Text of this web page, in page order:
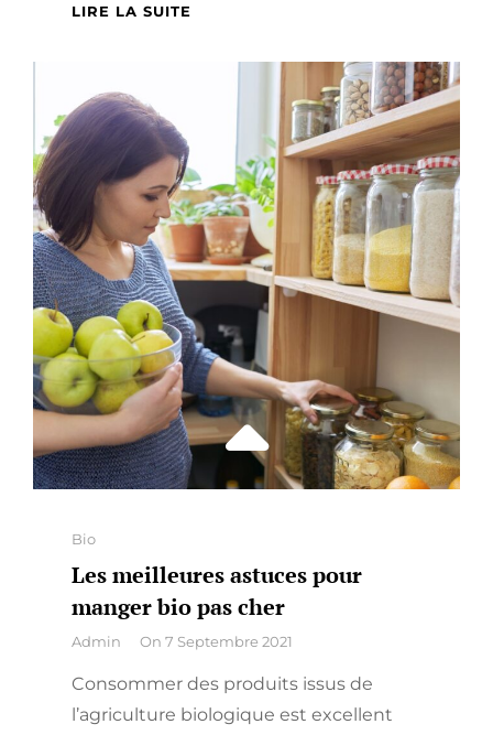
LIRE LA SUITE
MAISON
POUR
FAIRE
UN
REPAS
Categories
Bio
Les meilleures astuces pour
manger bio pas cher
By
Admin On 7 Septembre 2021
Consommer des produits issus de
l’agriculture biologique est excellent